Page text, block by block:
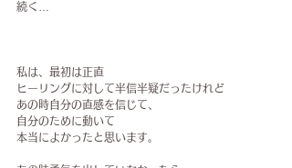
続く…
私は、最初は正直
ヒーリングに対して半信半疑だったけれど
あの時自分の直感を信じて、
自分のために動いて
本当によかったと思います。